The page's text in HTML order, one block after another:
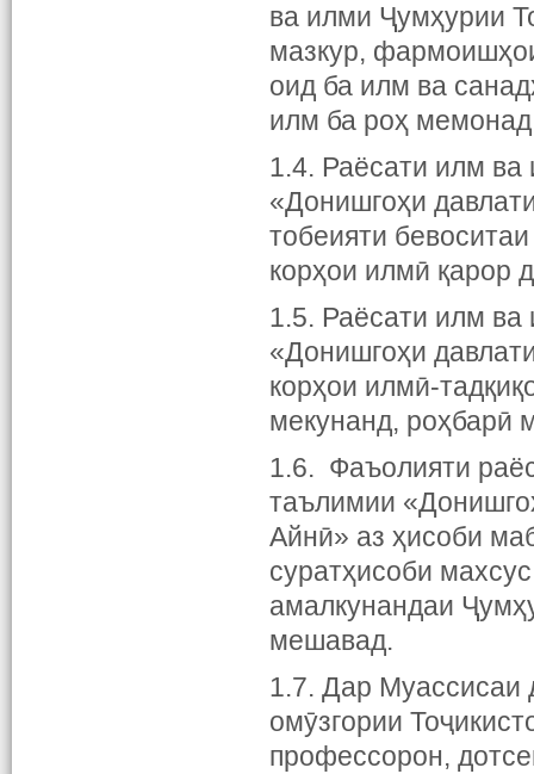
ва илми Ҷумҳурии
мазкур,
оид ба илм ва
илм ба роҳ
1.4. Раёсати илм ва
«Донишгоҳи
тобеияти
корҳои илмӣ қарор
1.5. Раёсати илм ва
«Донишгоҳи
корҳои илмӣ-
мекунанд, роҳбарӣ
1.6. Фаъолияти
таълимии
Айнӣ» аз ҳисоби
суратҳисоби
амалкунандаи
мешавад.
1.7. Дар Муассисаи
омӯзгории
профессорон,